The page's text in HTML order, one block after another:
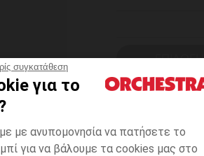
συγκατάθεση
για το
με ανυπομονησία να πατήσετε το
για να βάλουμε τα cookies μας στο